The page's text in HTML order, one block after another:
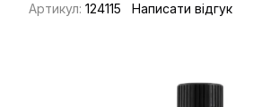
Артикул: 124115 Написати відгук